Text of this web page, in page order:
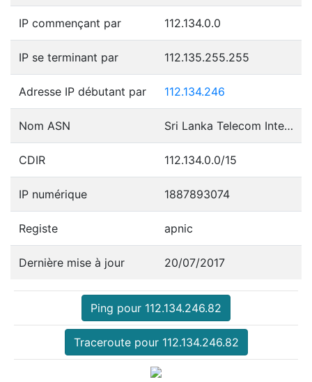
IP commençant par 112.134.0.0
IP se terminant par 112.135.255.255
Adresse IP débutant par 112.134.246
Nom ASN Sri Lanka Telecom Internet
CDIR 112.134.0.0/15
IP numérique 1887893074
Registe apnic
Dernière mise à jour 20/07/2017
Ping pour 112.134.246.82
Traceroute pour 112.134.246.82